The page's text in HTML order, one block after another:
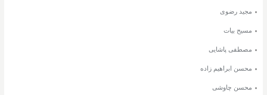
مجید رضوی
مسیح بیات
مصطفی پاشایی
محسن ابراهیم زاده
محسن چاوشی